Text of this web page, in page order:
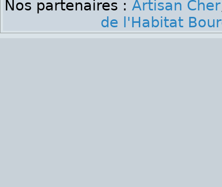
Nos partenaires : Artisan Cher
de l'Habitat